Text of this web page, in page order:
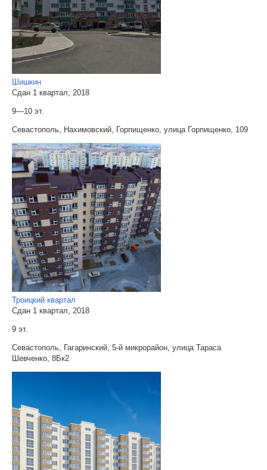
Шишкин
Сдан 1 квартал, 2018
9—10 эт.
Севастополь, Нахимовский, Горпищенко, улица Горпищенко, 109
Троицкий квартал
Сдан 1 квартал, 2018
9 эт.
Севастополь, Гагаринский, 5-й микрорайон, улица Тараса
Шевченко, 8Бк2